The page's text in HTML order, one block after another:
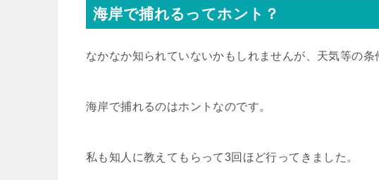
海岸で捕れるってホント？
なかなか知られていないかもしれませんが、天気等の条
海岸で捕れるのはホントなのです。
私も知人に教えてもらって3回ほど行ってきました。